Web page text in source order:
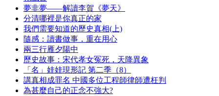
夢非夢——解讀李賀《夢天》
分清哪裡是你真正的家
我們需要知道的歷史真相(上)
隨感：讀書做事，重在用心
兩三行雁夕陽中
歷史故事：宋代孝女冤死，天降異象
「名」娃娃現形記 第二季（8）
講真相成罪名 中國多位工程師律師遭枉判
為甚麼自己的正念不強大?